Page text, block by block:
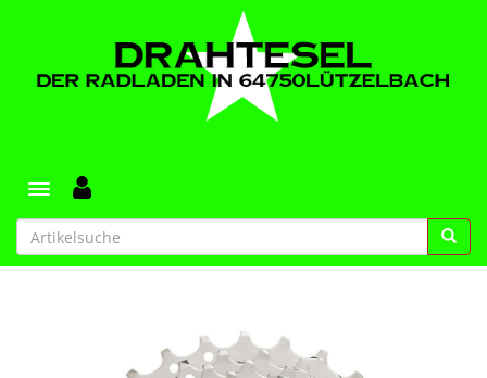
Toggle navigation